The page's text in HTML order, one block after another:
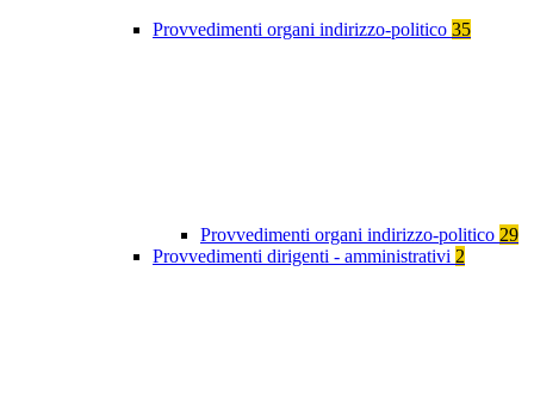
Provvedimenti organi indirizzo-politico 35
Provvedimenti organi indirizzo-politico 29
Provvedimenti dirigenti - amministrativi 2